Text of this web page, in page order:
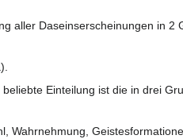
aller Daseinserscheinungen in 2
Einteilung ist die in drei
Wahrnehmung,